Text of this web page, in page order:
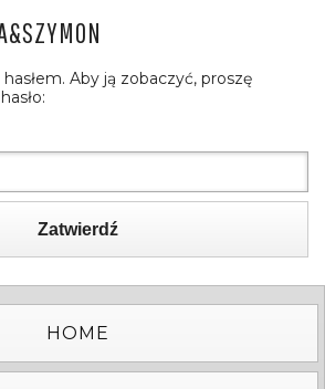
Aby ją zobaczyć, proszę
Zatwierdź
HOME